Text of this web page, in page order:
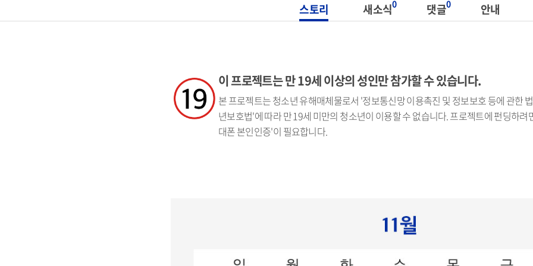
스토리 새소식0 댓글0 안내
이 프로젝트는 만 19세 이상의 성인만 참가할 수 있습니다.
본 프로젝트는 청소년 유해매체물로서 '정보통신망 이용촉진 및 정보보호 등에 관한
년보호법'에 따라 만 19세 미만의 청소년이 이용할 수 없습니다. 프로젝트에 펀딩하려
대폰 본인인증'이 필요합니다.